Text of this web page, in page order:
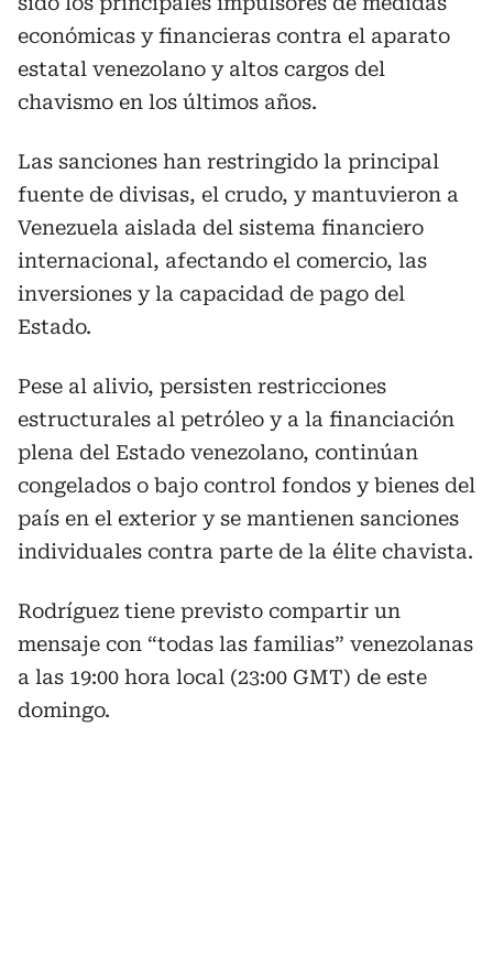
económicas y financieras contra el aparato
estatal venezolano y altos cargos del
chavismo en los últimos años.
Las sanciones han restringido la principal
fuente de divisas, el crudo, y mantuvieron a
Venezuela aislada del sistema financiero
internacional, afectando el comercio, las
inversiones y la capacidad de pago del
Estado.
Pese al alivio, persisten restricciones
estructurales al petróleo y a la financiación
plena del Estado venezolano, continúan
congelados o bajo control fondos y bienes del
país en el exterior y se mantienen sanciones
individuales contra parte de la élite chavista.
Rodríguez tiene previsto compartir un
mensaje con “todas las familias” venezolanas
a las 19:00 hora local (23:00 GMT) de este
domingo.